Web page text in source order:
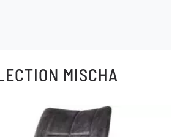
MISCHA